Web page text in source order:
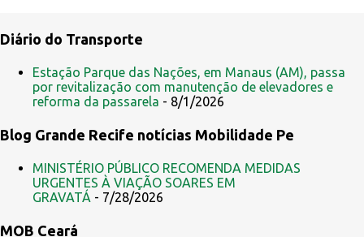
m
e
n
á
o
s
Diário do Transporte
Estação Parque das Nações, em Manaus (AM), passa
por revitalização com manutenção de elevadores e
reforma da passarela - 8/1/2026
Blog Grande Recife notícias Mobilidade Pe
MINISTÉRIO PÚBLICO RECOMENDA MEDIDAS
URGENTES À VIAÇÃO SOARES EM
GRAVATÁ - 7/28/2026
MOB Ceará